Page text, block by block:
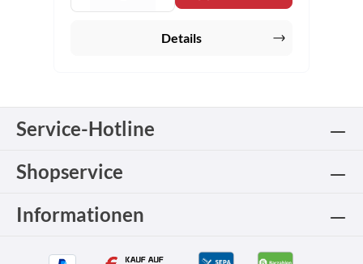
Details
Service-Hotline
Shopservice
Informationen